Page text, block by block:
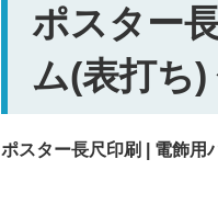
ポスター
ム(表打ち
ポスター長尺印刷 | 電飾用